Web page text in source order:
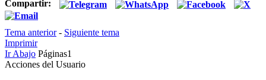
Compartir:
Tema anterior- Siguiente tema
Imprimir
Ir Abajo Páginas1
Acciones del Usuario